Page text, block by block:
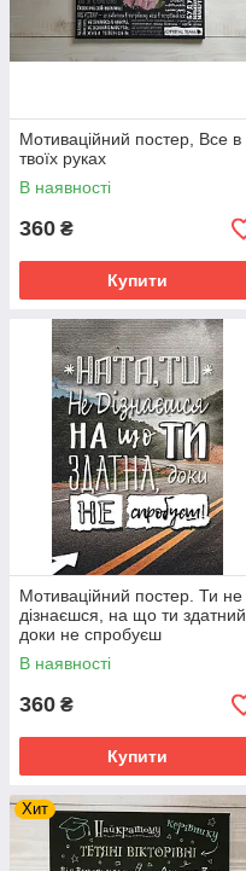
Мотиваційний постер, Все в
твоїх руках
В наявності
360 ₴
Купити
Мотиваційний постер. Ти не
дізнаєшся, на що ти здатний,
доки не спробуєш
В наявності
360 ₴
Купити
Хит